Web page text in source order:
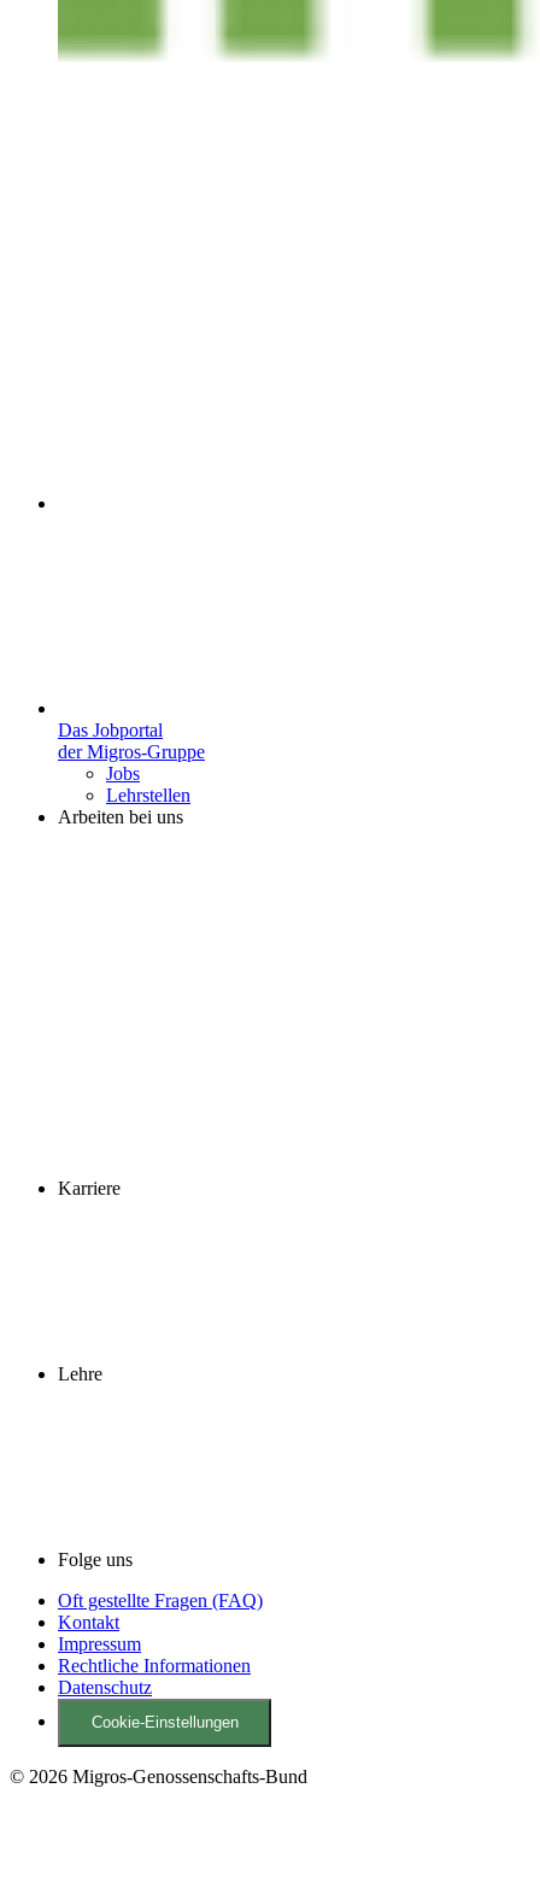
Das Jobportal
der Migros-Gruppe
Jobs
Lehrstellen
Arbeiten bei uns
Karriere
Lehre
Folge uns
Oft gestellte Fragen (FAQ)
Kontakt
Impressum
Rechtliche Informationen
Datenschutz
Cookie-Einstellungen
© 2026 Migros-Genossenschafts-Bund